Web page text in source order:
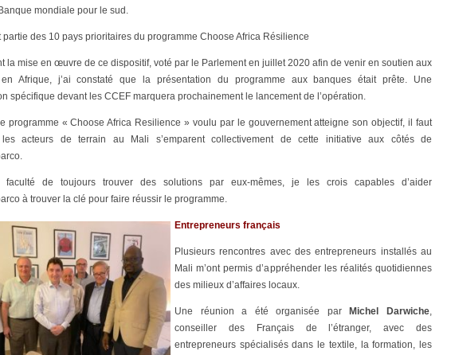
mondiale pour le sud.
partie des 10 pays prioritaires du programme Choose Africa Résilience
la mise en œuvre de ce dispositif, voté par le Parlement en juillet 2020 afin de venir en soutien aux
en Afrique, j’ai constaté que la présentation du programme aux banques était prête. Une
spécifique devant les CCEF marquera prochainement le lancement de l’opération.
programme « Choose Africa Resilience » voulu par le gouvernement atteigne son objectif, il faut
acteurs de terrain au Mali s’emparent collectivement de cette initiative aux côtés de
faculté de toujours trouver des solutions par eux-mêmes, je les crois capables d’aider
à trouver la clé pour faire réussir le programme.
Entrepreneurs français
Plusieurs rencontres avec des entrepreneurs installés au
Mali m’ont permis d’appréhender les réalités quotidiennes
des milieux d’affaires locaux.
Une réunion a été organisée par Michel Darwiche,
conseiller des Français de l’étranger, avec des
entrepreneurs spécialisés dans le textile, la formation, les